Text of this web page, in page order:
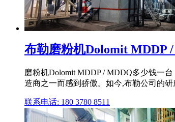
布勒磨粉机Dolomit MDDP
磨粉机Dolomit MDDP / MDDQ多少钱一
造商之一而感到骄傲。如今,布勒公司的
联系电话: 180 3780 8511